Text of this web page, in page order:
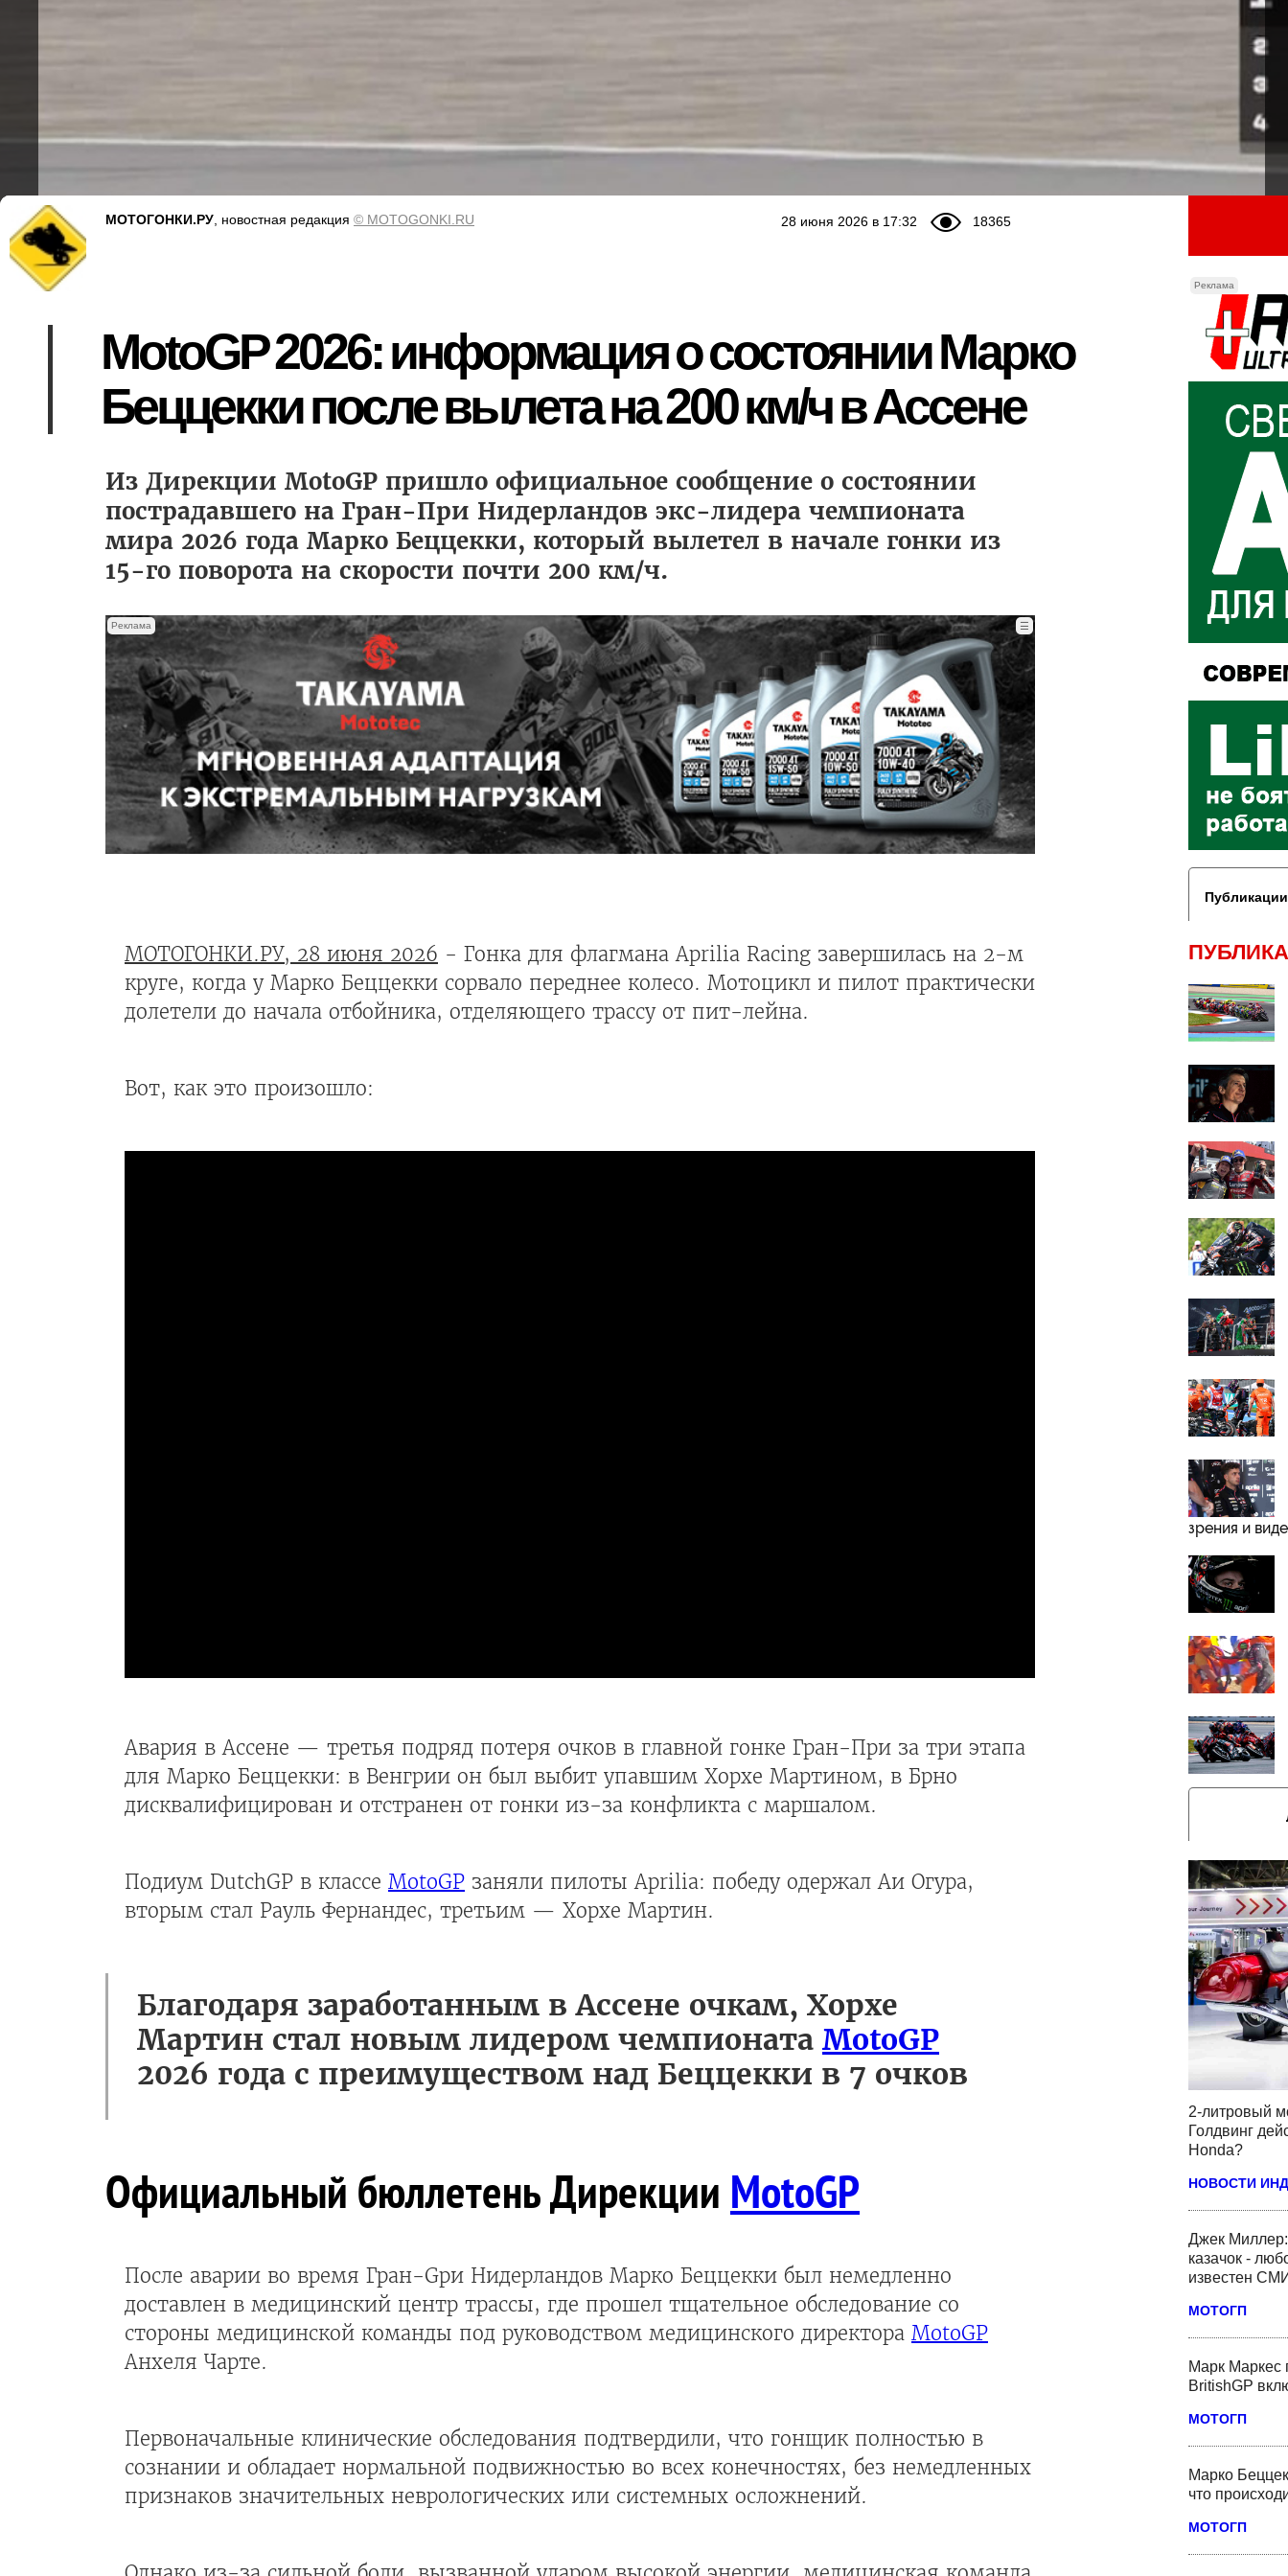
Реклама
зрения и
2-литровый
Голдвинг
Honda?
НОВОСТИ
Джек Миллер:
казачок -
известен
МОТОГП
Марк Маркес
BritishGP
МОТОГП
Марко
что
МОТОГП
18365
28 июня 2026 в 17:32
МОТОГОНКИ.РУ , новостная редакция © MOTOGONKI.RU
MotoGP 2026: информация о состоянии Марко
Беццекки после вылета на 200 км/ч в Ассене
Из Дирекции MotoGP пришло официальное сообщение о состоянии
пострадавшего на Гран-При Нидерландов экс-лидера чемпионата
мира 2026 года Марко Беццекки, который вылетел в начале гонки из
15-го поворота на скорости почти 200 км/ч.
Реклама ☰
МОТОГОНКИ.РУ, 28 июня 2026 - Гонка для флагмана Aprilia Racing завершилась на 2-м
круге, когда у Марко Беццекки сорвало переднее колесо. Мотоцикл и пилот практически
долетели до начала отбойника, отделяющего трассу от пит-лейна.
Вот, как это произошло:
Авария в Ассене — третья подряд потеря очков в главной гонке Гран-При за три этапа
для Марко Беццекки: в Венгрии он был выбит упавшим Хорхе Мартином, в Брно
дисквалифицирован и отстранен от гонки из-за конфликта с маршалом.
Подиум DutchGP в классе MotoGP заняли пилоты Aprilia: победу одержал Аи Огура,
вторым стал Рауль Фернандес, третьим — Хорхе Мартин.
Благодаря заработанным в Ассене очкам, Хорхе
Мартин стал новым лидером чемпионата MotoGP
2026 года с преимуществом над Беццекки в 7 очков
Официальный бюллетень Дирекции MotoGP
После аварии во время Гран-Gри Нидерландов Марко Беццекки был немедленно
доставлен в медицинский центр трассы, где прошел тщательное обследование со
стороны медицинской команды под руководством медицинского директора MotoGP
Анхеля Чарте.
Первоначальные клинические обследования подтвердили, что гонщик полностью в
сознании и обладает нормальной подвижностью во всех конечностях, без немедленных
признаков значительных неврологических или системных осложнений.